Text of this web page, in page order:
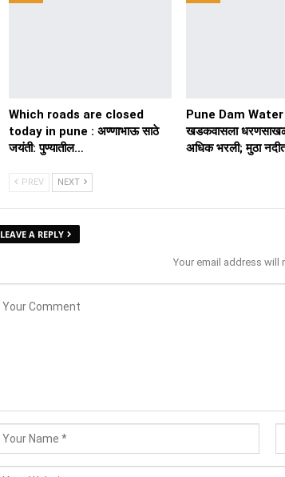
Which roads are closed
today in pune : अण्णाभाऊ साठे
जयंती: पुण्यातील…
Pune Dam
खडकवासला
अधिक भरली; मुठा
PREV NEXT
LEAVE A REPLY
Your email address will